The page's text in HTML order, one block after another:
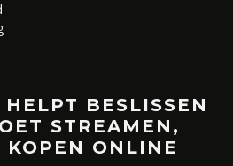
HELPT BESLISSEN
STREAMEN,
KOPEN ONLINE